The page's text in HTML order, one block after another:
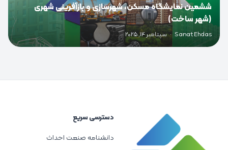
ششمین نمایشگاه مسکن، شهرسازی و بازآفرینی شهری
(شهر ساخت)
Sanat Ehdas
· سپتامبر 14, 2025
دسترسی سریع
دانشنامه صنعت احداث